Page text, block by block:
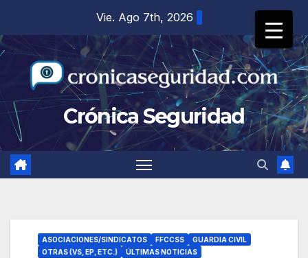
contenido
Vie. Ago 7th, 2026
Crónica Seguridad
ASOCIACIONES/SINDICATOS FFCCSS
GUARDIA CIVIL
OTRAS (VS, EP, ETC.)
ÚLTIMAS NOTICIAS